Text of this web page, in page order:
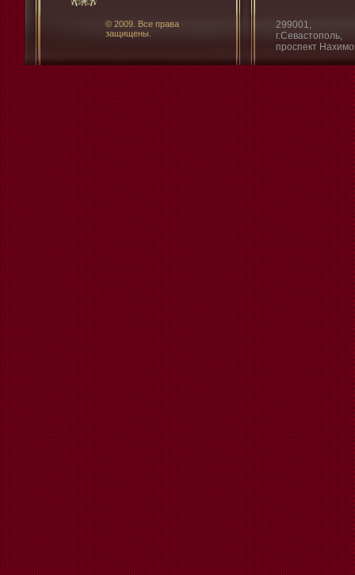
© 2009. Все права
защищены.
299001,
г.Севастополь,
проспект